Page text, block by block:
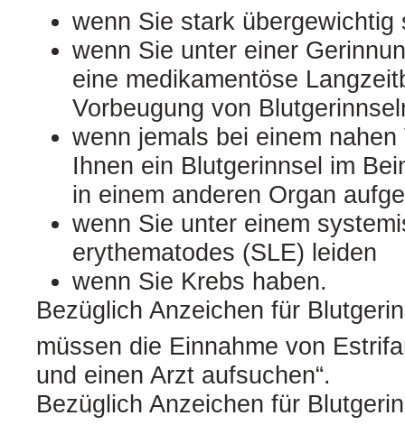
wenn Sie stark übergewichtig
wenn Sie unter einer
eine medikamentöse
Vorbeugung von
wenn jemals bei einem
Ihnen ein Blutgerinnsel im
in einem anderen Organ
wenn Sie unter einem
erythematodes (SLE) leiden
wenn Sie Krebs haben.
Bezüglich Anzeichen für
müssen die Einnahme von
und einen Arzt aufsuchen“.
Bezüglich Anzeichen für